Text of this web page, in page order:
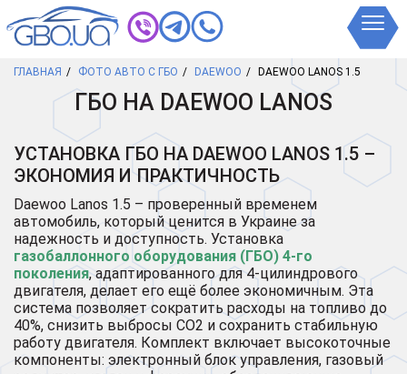
ГЛАВНАЯ ФОТО АВТО С ГБО DAEWOO DAEWOO LANOS 1.5
ГБО НА DAEWOO LANOS
УСТАНОВКА ГБО НА DAEWOO LANOS 1.5 –
ЭКОНОМИЯ И ПРАКТИЧНОСТЬ
Daewoo Lanos 1.5 – проверенный временем
автомобиль, который ценится в Украине за
надежность и доступность. Установка
газобаллонного оборудования (ГБО) 4-го
поколения, адаптированного для 4-цилиндрового
двигателя, делает его ещё более экономичным. Эта
система позволяет сократить расходы на топливо до
40%, снизить выбросы CO2 и сохранить стабильную
работу двигателя. Комплект включает высокоточные
компоненты: электронный блок управления, газовый